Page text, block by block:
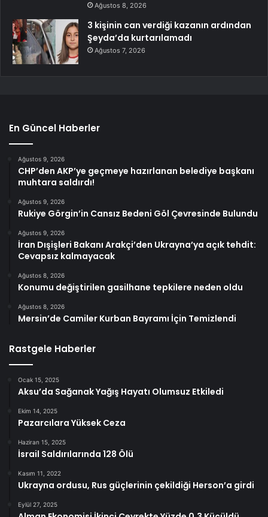
Ağustos 8, 2026
3 kişinin can verdiği kazanın ardından
Şeyda’da kurtarılamadı
Ağustos 7, 2026
En Güncel Haberler
Ağustos 9, 2026
CHP’den AKP’ye geçmeye hazırlanan belediye başkanı
muhtara saldırdı!
Ağustos 9, 2026
Rukiye Görgin’in Cansız Bedeni Göl Çevresinde Bulundu
Ağustos 9, 2026
İran Dışişleri Bakanı Arakçi’den Ukrayna’ya açık tehdit:
Cevapsız kalmayacak
Ağustos 8, 2026
Konumu değiştirilen gasilhane tepkilere neden oldu
Ağustos 8, 2026
Mersin’de Camiler Kurban Bayramı İçin Temizlendi
Rastgele Haberler
Ocak 15, 2025
Aksu’da Sağanak Yağış Hayatı Olumsuz Etkiledi
Ekim 14, 2025
Pazarcılara Yüksek Ceza
Haziran 15, 2025
İsrail Saldırılarında 128 Ölü
Kasım 11, 2022
Ukrayna ordusu, Rus güçlerinin çekildiği Herson’a girdi
Eylül 27, 2025